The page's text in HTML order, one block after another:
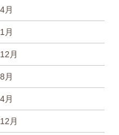
月
月
月
月
月
月